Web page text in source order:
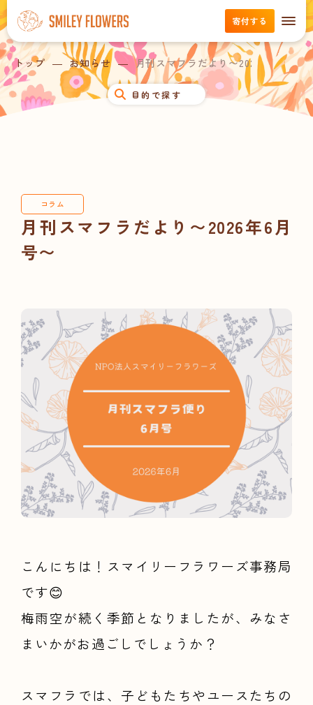
寄付する
目的で探す
トップ お知らせ 月刊スマフラだより〜2026年6月号〜
コラム
月刊スマフラだより〜2026年6月
号〜
こんにちは！スマイリーフラワーズ事務局
です😊
梅雨空が続く季節となりましたが、みなさ
まいかがお過ごしでしょうか？
スマフラでは、子どもたちやユースたちの